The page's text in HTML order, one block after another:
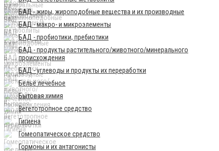
БАД - жиры, жироподобные вещества и их производные
БАД - макро- и микроэлементы
БАД - пробиотики, пребиотики
БАД - продукты растительного/животного/минерального
происхождения
БАД - углеводы и продукты их переработки
Бельё лечебное
Бытовая химия
Вегетотропное средство
Гигиена
Гомеопатическое средство
Гормоны и их антагонисты